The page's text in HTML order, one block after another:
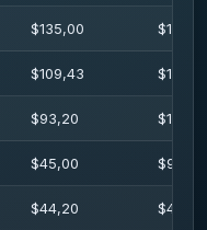
$135,00 $
$109,43 $
$93,20 $
$45,00 $95,69
$44,20 $49,17